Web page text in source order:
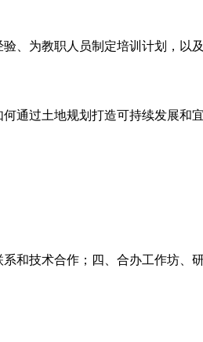
、为教职人员制定培训计划，以
通过土地规划打造可持续发展和
和技术合作；四、合办工作坊、